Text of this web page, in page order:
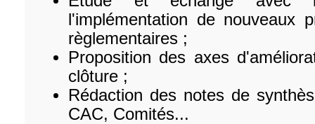
l'implémentation de nouveaux
règlementaires ;
Proposition des axes
clôture ;
Rédaction des notes de
CAC, Comités...